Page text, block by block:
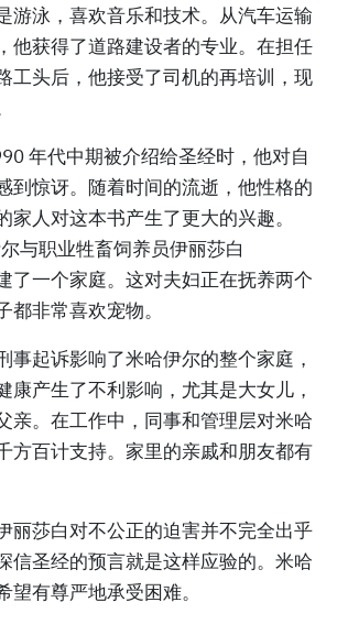
游泳，喜欢音乐和技术。从汽车运输
他获得了道路建设者的专业。在担任
工头后，他接受了司机的再培训，现
年代中期被介绍给圣经时，他对自
到惊讶。随着时间的流逝，他性格的
家人对这本书产生了更大的兴趣。
与职业牲畜饲养员伊丽莎白
了一个家庭。这对夫妇正在抚养两个
非常喜欢宠物。
事起诉影响了米哈伊尔的整个家庭，
康产生了不利影响，尤其是大女儿，
亲。在工作中，同事和管理层对米哈
方百计支持。家里的亲戚和朋友都有
丽莎白对不公正的迫害并不完全出乎
信圣经的预言就是这样应验的。米哈
望有尊严地承受困难。